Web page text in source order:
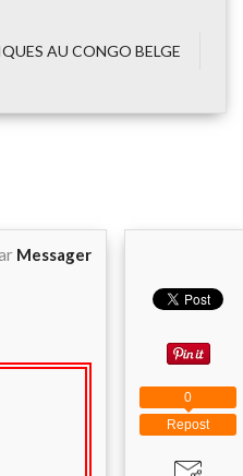
AU CONGO BELGE
Messager
Repost
0